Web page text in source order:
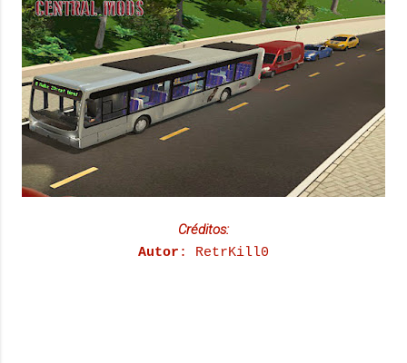
Créditos:
Autor : RetrKill0